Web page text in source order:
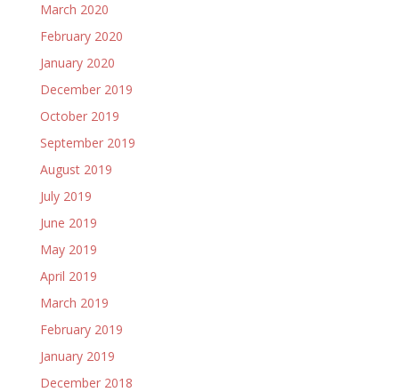
March 2020
February 2020
January 2020
December 2019
October 2019
September 2019
August 2019
July 2019
June 2019
May 2019
April 2019
March 2019
February 2019
January 2019
December 2018